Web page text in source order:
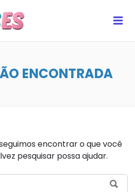
ENCONTRADA
encontrar o que você
pesquisar possa ajudar.